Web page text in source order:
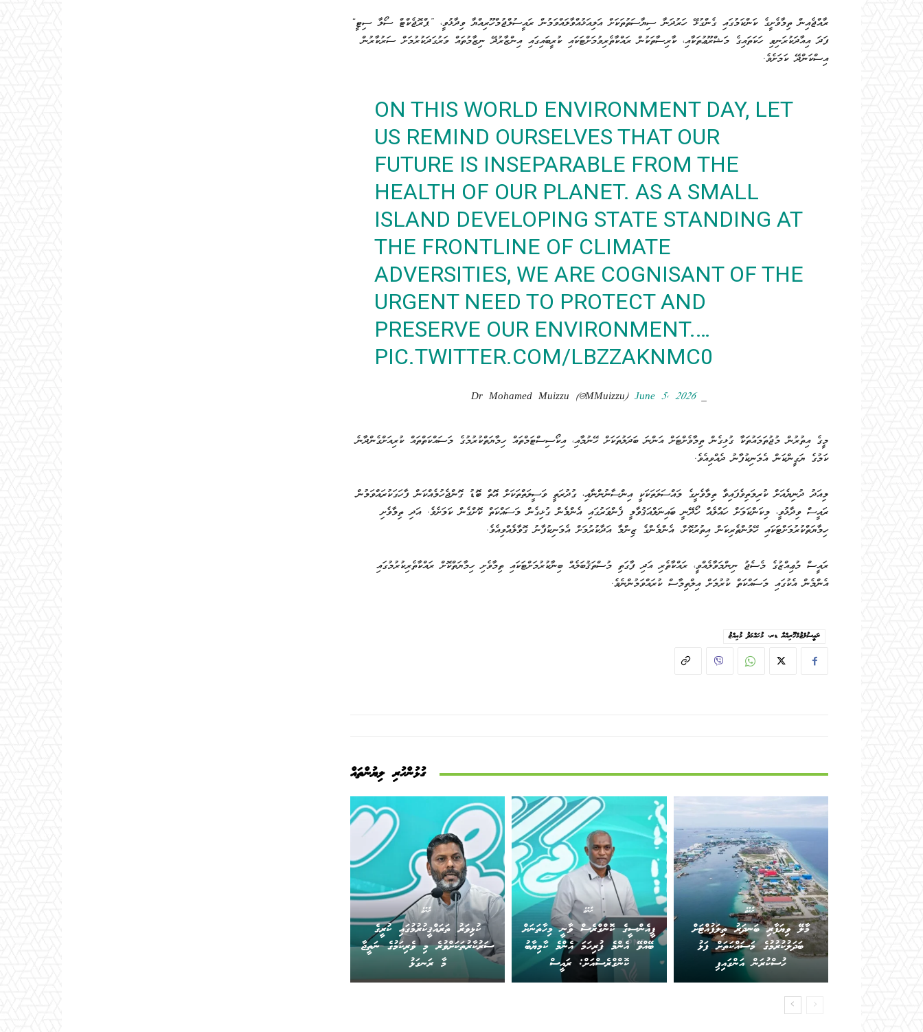
ރާއްޖެއިން ތިމާވެށީގެ ކަންކަމުގައި ގެންގުޅޭ ހަރުދަނާ ސިޔާސަތުތަކަށް އަލިއަޅުއްވާލައްވަމުން ރައީސުލްޖުމްހޫރިއްޔާ ވިދާޅުވީ، ”ޕްރޮޖެކްޓް ސޯލާ ސިޓީ“
ފަދަ އިއާދަކުރަނިވި ހަކަތައިގެ މަޝްރޫޢުތަކާއި، ކާރިސާތަކުން ރައްކާތެރިވުމަށްޓަކައި ކުރީބައިގައި އިންޒާރުދޭ ނިޒާމުތައް ވަރުގަދަކުރުމަށް ސަރުކާރުން
އިސްކަންދޭ ކަމަށެވެ.
ON THIS WORLD ENVIRONMENT DAY, LET
US REMIND OURSELVES THAT OUR
FUTURE IS INSEPARABLE FROM THE
HEALTH OF OUR PLANET. AS A SMALL
ISLAND DEVELOPING STATE STANDING AT
THE FRONTLINE OF CLIMATE
ADVERSITIES, WE ARE COGNISANT OF THE
URGENT NEED TO PROTECT AND
PRESERVE OUR ENVIRONMENT.…
PIC.TWITTER.COM/LBZZAKNMC0
— Dr Mohamed Muizzu (@MMuizzu)
June 5, 2026
މީގެ އިތުރުން މުޖުތަމައުތަކާ ގުޅިގެން ތިމާވެށްޓަށް އަންނަ ބަދަލުތަކަށް ހޭނުމާއި، އިކޯސިސްޓަމްތައް ހިމާޔަތްކުރުމުގެ މަސައްކަތްތައް ކުރިއަށްގެންދާނެ
ކަމުގެ ޔަގީންކަން އެމަނިކުފާނު ދެއްވިއެވެ.
މިއަދު ދުނިޔެއަށް ކުރިމަތިވެފައިވާ ތިމާވެށީގެ މައްސަލަތަކަކީ އިންސާނުންނާއި، ގުދުރަތީ ވަސީލަތްތަކަށް އޮތް ބޮޑު ގޮންޖެހުމެއްކަން ފާހަގަކުރައްވަމުން
ރައީސް ވިދާޅުވީ، މިކަންކަމަށް ހައްލެއް ހޯދޭނީ ބައިނަލްއަޤުވާމީ ފެންވަރުގައި އެންމެން ގުޅިގެން މަސައްކަތް ކޮށްގެން ކަމަށެވެ. އަދި ތިމާވެށި
ހިމާޔަތްކުރުމަށްޓަކައި ހޭލުންތެރިކަން އިތުރުކޮށް، އެންމެންގެ ޒިންމާ އަދާކުރުމަށް އެމަނިކުފާނު ގޮވާލެއްވިއެވެ.
ރައީސް މުޢިއްޒުގެ މެސެޖު ނިންމަވާލެއްވީ، ރައްކާތެރި އަދި ފާގަތި މުސްތަޤުބަލެއް ބިނާކުރުމަށްޓަކައި ތިމާވެށި ހިމާޔަތްކޮށް ރައްކާތެރިކުރުމުގައި
އެންމެން އެކުގައި މަސައްކަތް ކުރުމަށް އިލްތިމާސް ކުރައްވަމުންނެވެ.
ރައީސުލްޖުމްހޫރިއްޔާ ޑރ. މުޙައްމަދު މުޢިއްޒު
ގުޅުންހުރި ލިޔުންތައް
ރާއްޖެ
މާލޭ ވިޔަފާރި ބަނދަރު ތިލަފުއްޓަށް
ބަދަލުކުރުމުގެ މަސައްކަތަށް ފަޅު
ހުސްކުރަން އަންގައިފި
ރާއްޖެ
ޕީއެންސީގެ ކޮންގްރެސް ވާނީ މިހާތަނަށް
ބޭއްވޭ އެންމެ ފުރިހަމަ އެންމެ ކާމިޔާބު
ކޮންގްރެސްއަށް: ރައީސް
ރާއްޖެ
ކުޅިވަރު ތަރައްޤީކުރުމުގައި ކުރީގެ
ސަރުކާރުތަކަށްވުރެ މި ވެރިކަމުގެ ނަތީޖާ
މާ ރަނގަޅު